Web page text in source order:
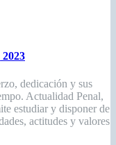
dedicación y sus
Actualidad Penal,
estudiar y disponer de
actitudes y valores